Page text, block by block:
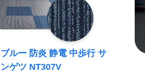
ブルー 防炎 静電 中歩行 サ
ンゲツ NT307V